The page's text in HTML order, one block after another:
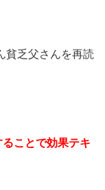
貧乏父さんを再読
ことで効果テキ